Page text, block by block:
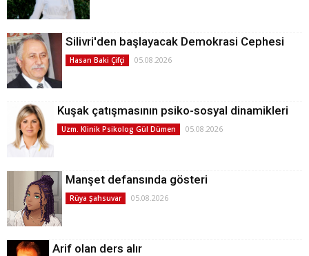
Silivri'den başlayacak Demokrasi Cephesi
Hasan Baki Çifçi 05.08.2026
Kuşak çatışmasının psiko-sosyal dinamikleri
Uzm. Klinik Psikolog Gül Dümen 05.08.2026
Manşet defansında gösteri
Rüya Şahsuvar 05.08.2026
Arif olan ders alır